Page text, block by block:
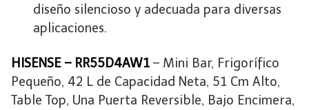
diseño silencioso y adecuada para diversas
aplicaciones.
HISENSE – RR55D4AW1 – Mini Bar, Frigorífico
Pequeño, 42 L de Capacidad Neta, 51 Cm Alto,
Table Top, Una Puerta Reversible, Bajo Encimera,